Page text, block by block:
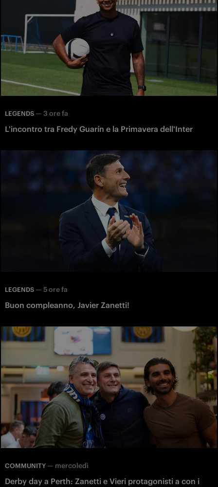
LEGENDS — 3 ore fa
L'incontro tra Fredy Guarín e la Primavera dell'Inter
LEGENDS — 5 ore fa
Buon compleanno, Javier Zanetti!
COMMUNITY — mercoledì
Derby day a Perth: Zanetti e Vieri protagonisti a con i